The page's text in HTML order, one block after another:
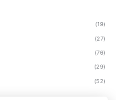
(19)
(27)
(76)
(29)
(52)